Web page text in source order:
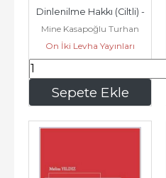
Sepete Ekle
Dinlenilme Hakkı (Ciltli) -
Mine Kasapoğlu Turhan
On İki Levha Yayınları
1.044 ,00